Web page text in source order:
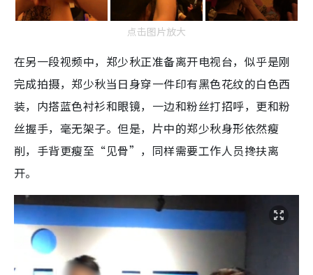
点击图片放大
在另一段视频中，郑少秋正准备离开电视台，似乎是刚
完成拍摄，郑少秋当日身穿一件印有黑色花纹的白色西
装，内搭蓝色衬衫和眼镜，一边和粉丝打招呼，更和粉
丝握手，毫无架子。但是，片中的郑少秋身形依然瘦
削，手背更瘦至“见骨”，同样需要工作人员搀扶离
开。